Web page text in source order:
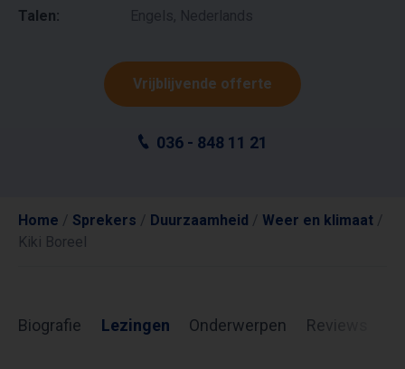
Talen:
Vrijblijvende offerte
036 - 848 11 21
Home / Sprekers / Duurzaamheid / Weer en klimaat /
Kiki Boreel
Biografie Lezingen Onderwerpen Reviews